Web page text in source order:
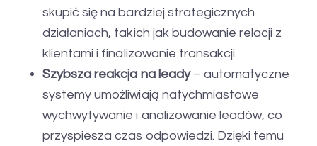
skupić się na bardziej strategicznych
działaniach, takich jak budowanie relacji z
klientami i finalizowanie transakcji.
Szybsza reakcja na leady– automatyczne
systemy umożliwiają natychmiastowe
wychwytywanie i analizowanie leadów, co
przyspiesza czas odpowiedzi. Dzięki temu